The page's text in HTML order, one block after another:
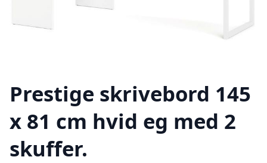
Prestige skrivebord 145
x 81 cm hvid eg med 2
skuffer.